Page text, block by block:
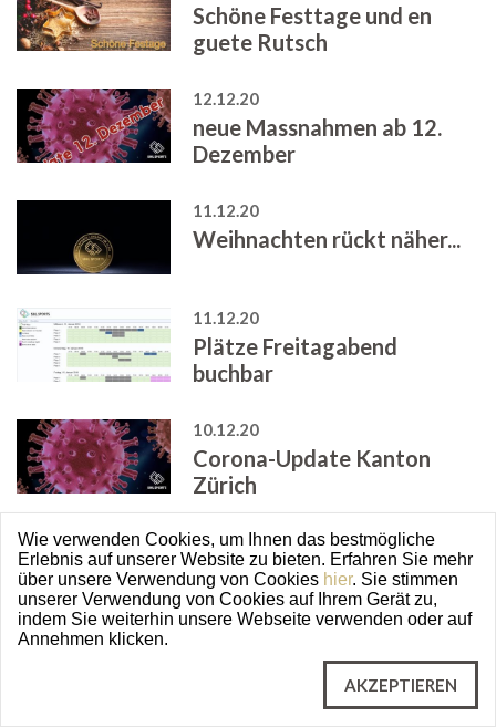
Schöne Festtage und en
guete Rutsch
12.12.20
neue Massnahmen ab 12.
Dezember
11.12.20
Weihnachten rückt näher...
11.12.20
Plätze Freitagabend
buchbar
10.12.20
Corona-Update Kanton
Zürich
19.11.20
Neu im Sportshop
Yonex Tennischläger
Wie verwenden Cookies, um Ihnen das bestmögliche
Erlebnis auf unserer Website zu bieten. Erfahren Sie mehr
über unsere Verwendung von Cookies hier. Sie stimmen
unserer Verwendung von Cookies auf Ihrem Gerät zu,
indem Sie weiterhin unsere Webseite verwenden oder auf
Annehmen klicken.
AKZEPTIEREN